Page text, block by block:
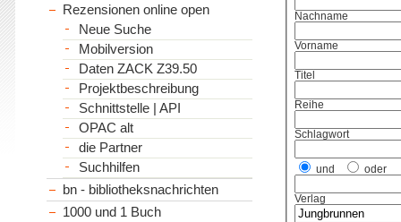
Nachname
Vorname
Titel
Reihe
Schlagwort
und oder
Verlag
Rezensionen online open
Neue Suche
Mobilversion
Daten ZACK Z39.50
Projektbeschreibung
Schnittstelle | API
OPAC alt
die Partner
Suchhilfen
bn - bibliotheksnachrichten
1000 und 1 Buch